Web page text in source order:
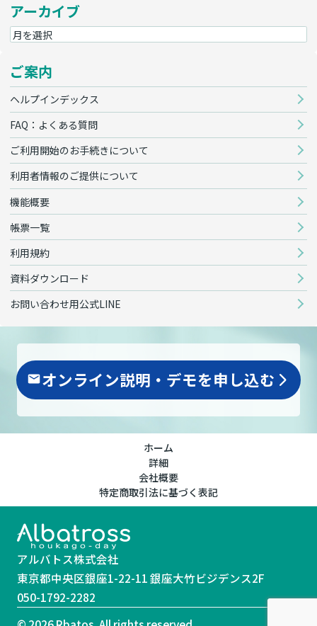
アーカイブ
ご案内
ヘルプインデックス
FAQ：よくある質問
ご利用開始のお手続きについて
利用者情報のご提供について
機能概要
帳票一覧
利用規約
資料ダウンロード
お問い合わせ用公式LINE
オンライン説明・デモを申し込む arrow_forward_ios
ホーム
詳細
会社概要
特定商取引法に基づく表記
アルバトス株式会社
東京都中央区銀座1-22-11 銀座大竹ビジデンス2F
050-1792-2282